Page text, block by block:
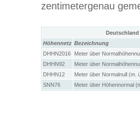
zentimetergenau
Höhennetz Bezeichnung
DHHN2016
Meter über
DHHN92
Meter über
DHHN12
Meter über Normalnull (m.
SNN76
Meter über Höhennormal